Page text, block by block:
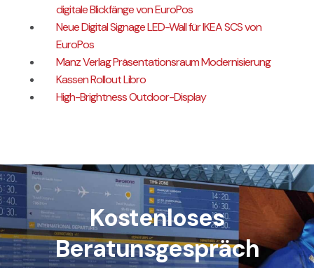
digitale Blickfänge von EuroPos
Neue Digital Signage LED-Wall für IKEA SCS von
EuroPos
Manz Verlag Präsentationsraum Modernisierung
Kassen Rollout Libro
High-Brightness Outdoor-Display
Kostenloses
Beratunsgespräch